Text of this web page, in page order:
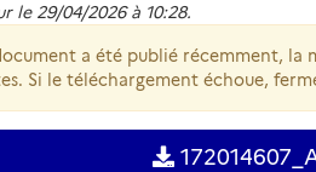
le 29/04/2026 à 10:28.
a été publié récemment, la
Si le téléchargement échoue,